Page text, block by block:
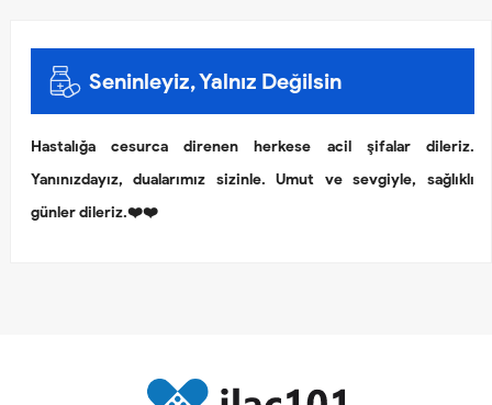
Seninleyiz, Yalnız Değilsin
Hastalığa cesurca direnen herkese acil şifalar dileriz.
Yanınızdayız, dualarımız sizinle. Umut ve sevgiyle, sağlıklı
günler dileriz.❤️❤️